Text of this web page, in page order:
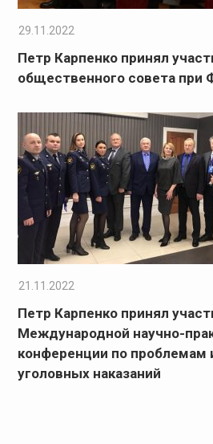
29.11.2022
Петр Карпенко принял
общественного совета при
21.11.2022
Петр Карпенко принял
Международной научно-
конференции по проблемам
уголовных наказаний